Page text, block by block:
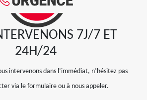
7J/7 ET
24H/24
intervenons dans l’immédiat, n’hésitez pas
via le formulaire ou à nous appeler.